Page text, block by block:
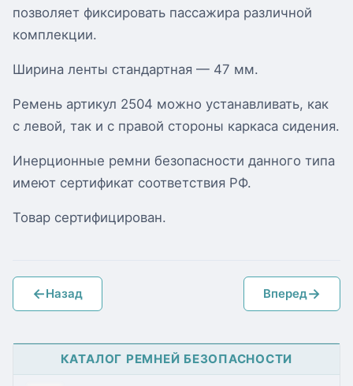
КАТАЛОГ РЕМНЕЙ БЕЗОПАСНОСТИ
позволяет фиксировать пассажира различной
комплекции.
Ширина ленты стандартная — 47 мм.
Ремень артикул 2504 можно устанавливать, как
с левой, так и с правой стороны каркаса сидения.
Инерционные ремни безопасности данного типа
имеют сертификат соответствия РФ.
Товар сертифицирован.
←Назад Вперед→